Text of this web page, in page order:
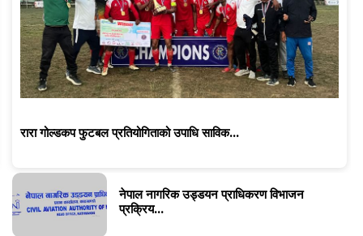
रारा गोल्डकप फुटबल प्रतियोगिताको उपाधि साविक...
नेपाल नागरिक उड्डयन प्राधिकरण विभाजन
प्रक्रिय...